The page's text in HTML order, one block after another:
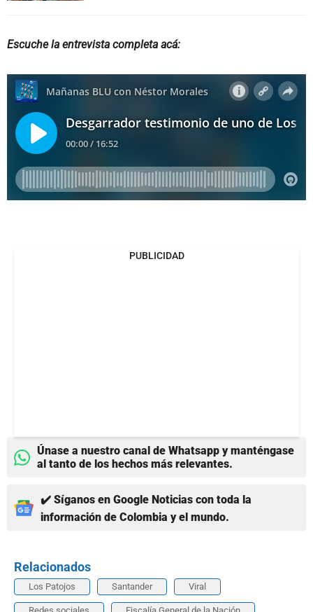
Escuche la entrevista completa acá:
PUBLICIDAD
Únase a nuestro canal de Whatsapp y manténgase
al tanto de los hechos más relevantes.
✔️ Síganos en Google Noticias con toda la
información de Colombia y el mundo.
Relacionados
Los Patojos Santander Viral